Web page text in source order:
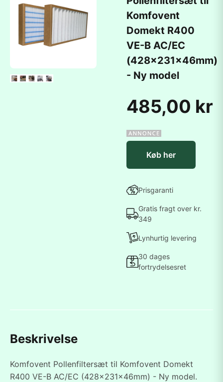
Komfovent
Domekt R400
VE-B AC/EC
(428x231x46mm)
- Ny model
485,00 kr
Køb her
Prisgaranti
Gratis fragt over kr.
349
Lynhurtig levering
30 dages
fortrydelsesret
Beskrivelse
Komfovent Pollenfiltersæt til Komfovent Domekt
R400 VE-B AC/EC (428x231x46mm) - Ny model.